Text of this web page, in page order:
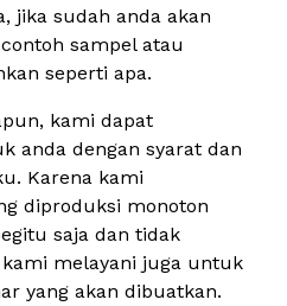
jika sudah anda akan
sampel atau
seperti apa.
kami dapat
anda dengan syarat dan
Karena kami
diproduksi monoton
saja dan tidak
melayani juga untuk
yang akan dibuatkan.